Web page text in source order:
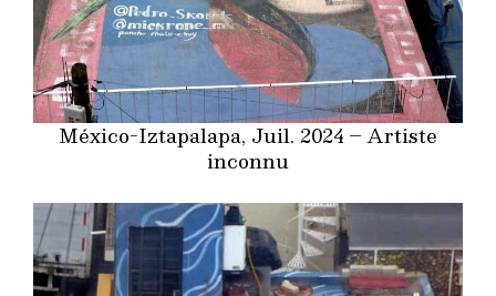
México-Iztapalapa, Juil. 2024 – Artiste
inconnu